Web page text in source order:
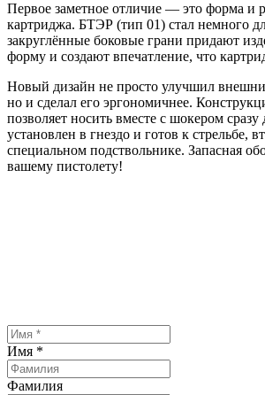
Первое заметное отличие — это форма и
картриджа. БТЭР (тип 01) стал немного
закруглённые боковые грани придают
форму и создают впечатление, что
Новый дизайн не просто улучшил
но и сделал его эргономичнее.
позволяет носить вместе с шокером
установлен в гнездо и готов к стрельбе,
специальном подствольнике. Запасная
вашему пистолету!
Имя *
Фамилия